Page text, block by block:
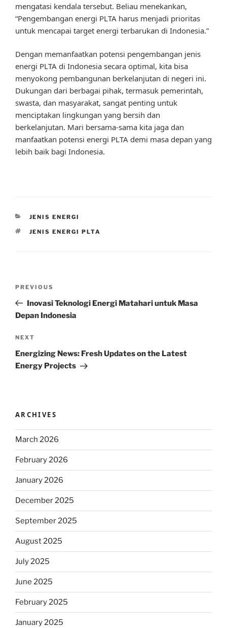
mengatasi kendala tersebut. Beliau menekankan,
“Pengembangan energi PLTA harus menjadi prioritas
untuk mencapai target energi terbarukan di Indonesia.”
Dengan memanfaatkan potensi pengembangan jenis
energi PLTA di Indonesia secara optimal, kita bisa
menyokong pembangunan berkelanjutan di negeri ini.
Dukungan dari berbagai pihak, termasuk pemerintah,
swasta, dan masyarakat, sangat penting untuk
menciptakan lingkungan yang bersih dan
berkelanjutan. Mari bersama-sama kita jaga dan
manfaatkan potensi energi PLTA demi masa depan yang
lebih baik bagi Indonesia.
CATEGORIES
JENIS ENERGI
TAGS
JENIS ENERGI PLTA
Previous
Post
PREVIOUS
Inovasi Teknologi Energi Matahari untuk Masa
Depan Indonesia
Next
Post
NEXT
Energizing News: Fresh Updates on the Latest
Energy Projects
ARCHIVES
March 2026
February 2026
January 2026
December 2025
September 2025
August 2025
July 2025
June 2025
February 2025
January 2025